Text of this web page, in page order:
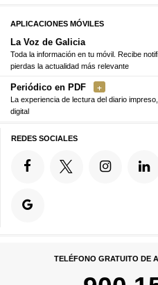
APLICACIONES MÓVILES
La Voz de Galicia
Toda la información en tu móvil. Recibe
pierdas la actualidad más relevante
Periódico en PDF
La experiencia de lectura del diario
digital
REDES SOCIALES
TELÉFONO GRATUITO DE